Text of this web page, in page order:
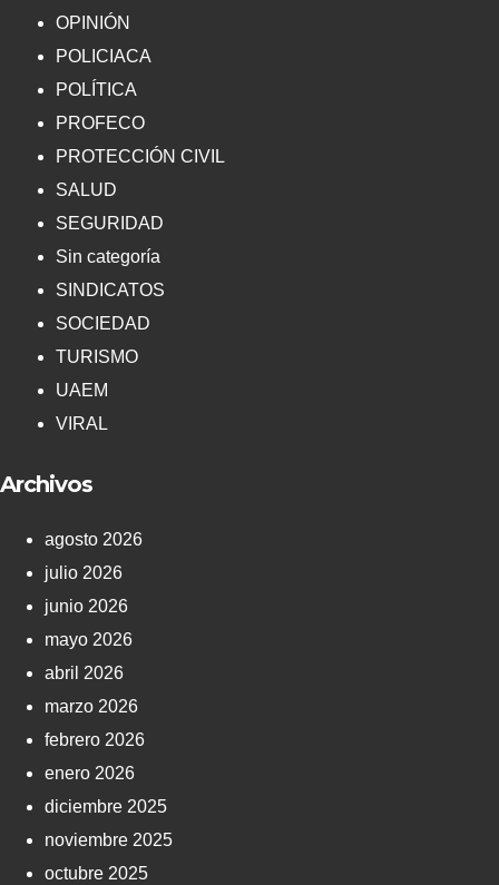
OPINIÓN
POLICIACA
POLÍTICA
PROFECO
PROTECCIÓN CIVIL
SALUD
SEGURIDAD
Sin categoría
SINDICATOS
SOCIEDAD
TURISMO
UAEM
VIRAL
Archivos
agosto 2026
julio 2026
junio 2026
mayo 2026
abril 2026
marzo 2026
febrero 2026
enero 2026
diciembre 2025
noviembre 2025
octubre 2025